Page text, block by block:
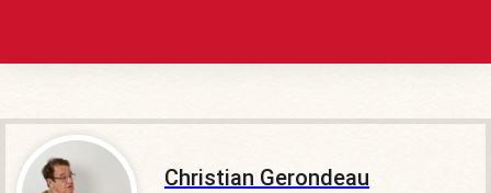
Christian Gerondeau